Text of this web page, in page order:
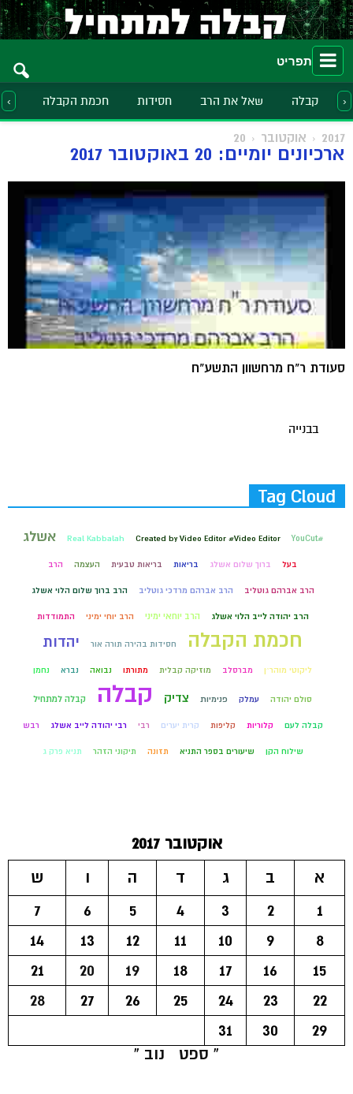
תפריט
קבלה שאל את הרב חסידות חכמת הקבלה ›
‹
2017 אוקטובר 20
ארכיונים יומיים: 20 באוקטובר 2017
סעודת ר"ח מרחשוון התשע"ח
בבנייה
Tag Cloud
#YouCut
Created by Video Editor #Video Editor
Real Kabbalah אשלג
בעל ברוך שלום אשלג בריאות בריאות טבעית העצמה הרב
הרב אברהם גוטליב הרב אברהם מרדכי גוטליב הרב ברוך שלום הלוי אשלג
הרב יהודה לייב הלוי אשלג הרב יוחאי ימיני הרב יוחי ימיני התמודדות
חכמת הקבלה חסידות בהירה תורה אור יהדות
ליקוטי מוהר״ן מברסלב מוזיקה קבלית מתורתו נבואה נברא נחמן
סולם יהודה עמלק פנימיות צדיק קבלה קבלה למתחיל
קבלה לעם קלוריות קליפות קרית יערים רבי רבי יהודה לייב אשלג רבש
שילוח הקן שיעורים בספר התניא תזונה תיקוני הזהר תניא פרק ג
אוקטובר 2017
א
ב ג ד ה ו
ש
1
2
3
4
5
6
7
8
9
10
11
12
13
14
15
16
17
18
19
20
21
22
23
24
25
26
27
28
29
30
31
« ספט
נוב »